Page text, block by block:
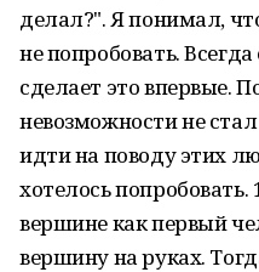
делал?". Я понимал,
не попробовать.
сделает это впервые.
невозможности не
идти на поводу этих
хотелось попробовать.
вершине как первый
вершину на руках.